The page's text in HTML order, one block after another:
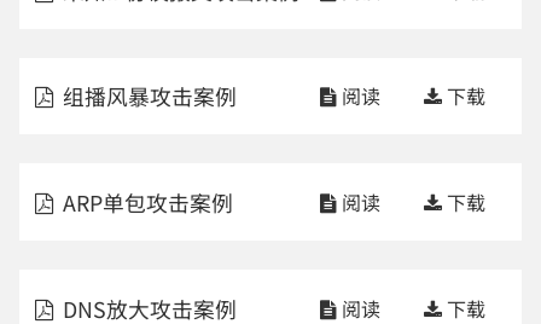
组播风暴攻击案例 阅读 下载
ARP单包攻击案例 阅读 下载
DNS放大攻击案例 阅读 下载